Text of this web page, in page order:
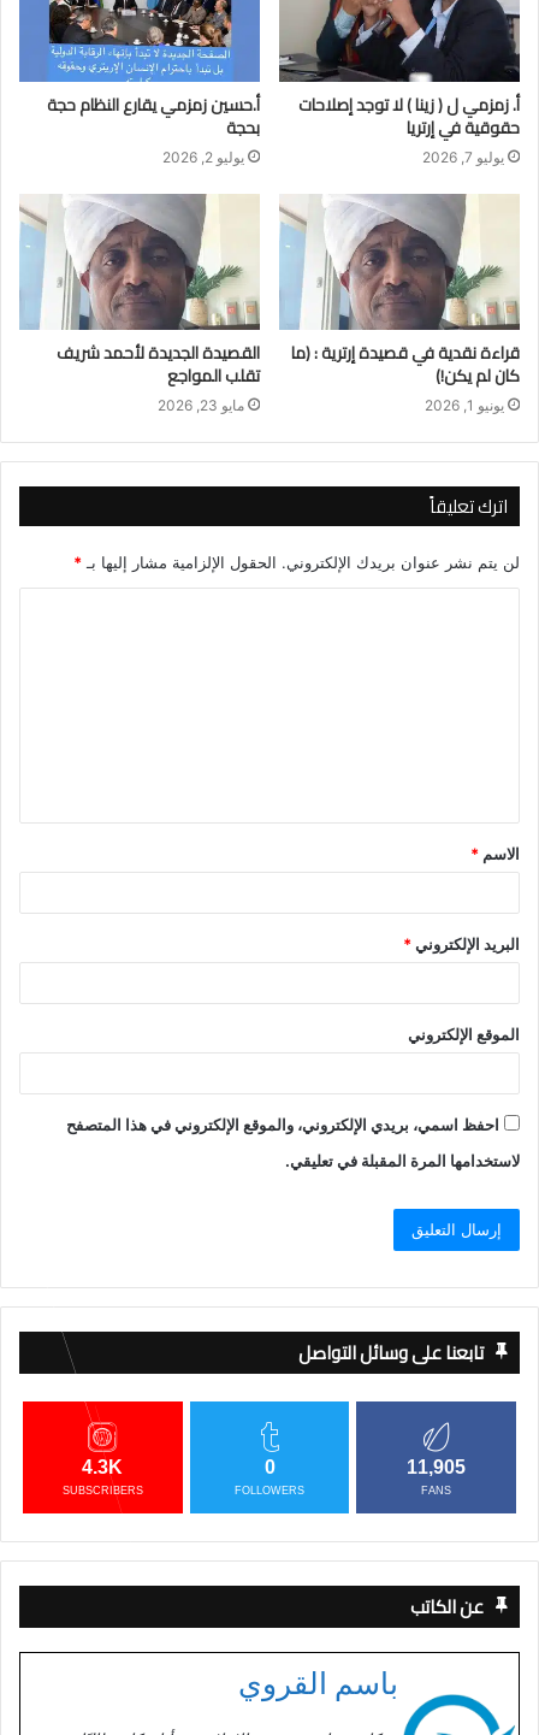
أ. زمزمي ل ( زينا ) لا توجد إصلاحات
حقوقية في إرتريا
يوليو 7, 2026
أ.حسين زمزمي يقارع النظام حجة
بحجة
يوليو 2, 2026
قراءة نقدية في قصيدة إرترية : (ما
كان لم يكن!)
يونيو 1, 2026
القصيدة الجديدة لأحمد شريف
تقلب المواجع
مايو 23, 2026
اترك تعليقاً
لن يتم نشر عنوان بريدك الإلكتروني. الحقول الإلزامية مشار إليها بـ *
ق
*
الاسم *
البريد الإلكتروني*
الموقع الإلكتروني
احفظ اسمي، بريدي الإلكتروني، والموقع الإلكتروني في هذا المتصفح
لاستخدامها المرة المقبلة في تعليقي.
تابعنا على وسائل التواصل
11,905
FANS
0
FOLLOWERS
4.3K
SUBSCRIBERS
عن الكاتب
باسم القروي